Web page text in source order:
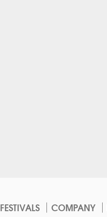
FESTIVALS COMPANY